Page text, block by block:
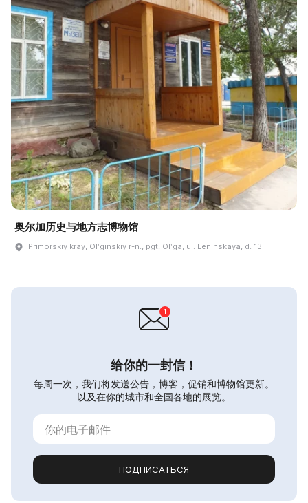
奥尔加历史与地方志博物馆
Primorskiy kray, Olʹginskiy r-n., pgt. Olʹga, ul. Leninskaya, d. 13
给你的一封信！
每周一次，我们将发送公告，博客，促销和博物馆更新。
以及在你的城市和全国各地的展览。
ПОДПИСАТЬСЯ